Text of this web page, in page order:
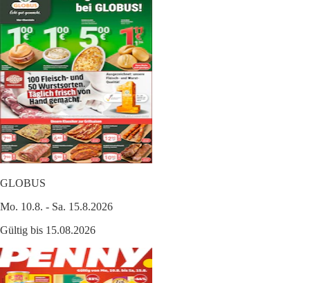
GLOBUS
Mo. 10.8. - Sa. 15.8.2026
Gültig bis 15.08.2026